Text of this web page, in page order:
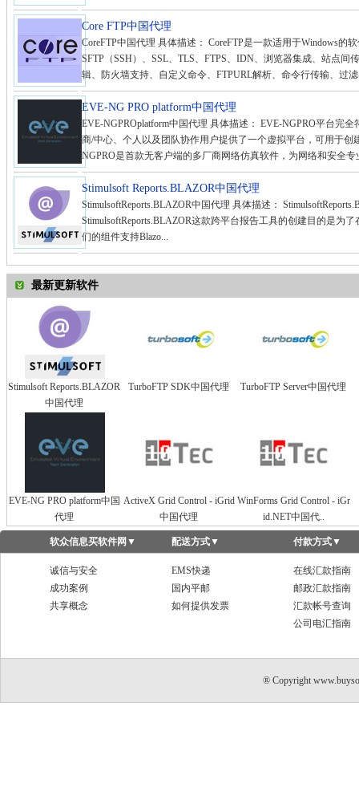
Core FTP中国代理
CoreFTP中国代理 具体描述： CoreFTP是一款适用于Windows的
SFTP（SSH）、SSL、TLS、FTPS、IDN、浏览器集成、站点
辑、防火墙支持、自定义命令、FTPURL解析、命令行传输、过
EVE-NG PRO platform中国代理
EVE-NGPROplatform中国代理 具体描述： EVE-NGPRO平台完
商/中心、个人以及团队协作用户提供了一个虚拟平台，可用于
NGPRO是首款无客户端的多厂商网络仿真软件，为网络和安全
Stimulsoft Reports.BLAZOR中国代理
StimulsoftReports.BLAZOR中国代理 具体描述：
StimulsoftReports.BLAZOR这款跨平台报告工具的创建目的是为
们的组件支持Blazo...
最新更新软件
Stimulsoft Reports.BLAZOR
中国代理
TurboFTP SDK中国代理 TurboFTP Server中国代理
EVE-NG PRO platform中国
代理
ActiveX Grid Control - iGrid
中国代理
WinForms Grid Control - iGr
id.NET中国代..
软众信息买软件网 ▼ 配送方式▼ 付款方式▼
诚信与安全 EMS快递
在线汇款指南
成功案例
国内平邮
邮政汇款指南
共享概念
如何提供发票
汇款帐号查询
公司电汇指南
® Copyright